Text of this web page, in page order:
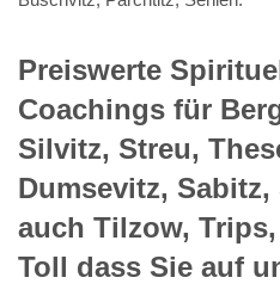
Preiswerte
Coachings für
Silvitz, Streu,
Dumsevitz,
auch Tilzow,
Toll dass Sie auf